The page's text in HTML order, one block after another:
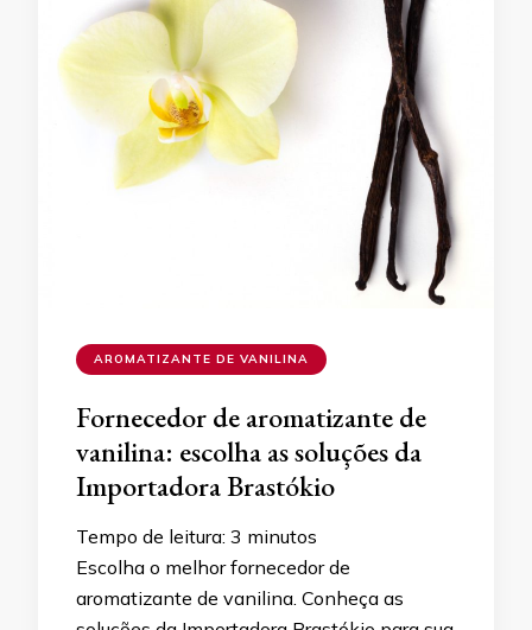
AROMATIZANTE DE VANILINA
Fornecedor de aromatizante de
vanilina: escolha as soluções da
Importadora Brastókio
Tempo de leitura: 3 minutos
Escolha o melhor fornecedor de
aromatizante de vanilina. Conheça as